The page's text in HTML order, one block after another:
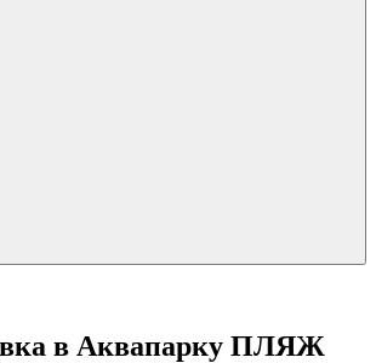
в Аквапарку ПЛЯЖ